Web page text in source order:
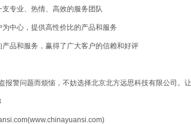
专业、热情、高效的服务团队
中心，提供高性价比的产品和服务
产品和服务，赢得了广大客户的信赖和好评
报警问题而烦恼，不妨选择北京北方远思科技有限公司。